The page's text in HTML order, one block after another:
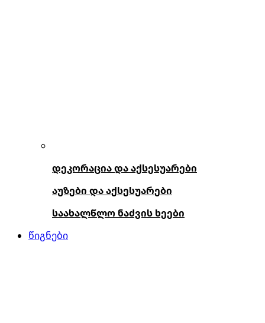
დეკორაცია და აქსესუარები
აუზები და აქსესუარები
საახალწლო ნაძვის ხეები
წიგნები